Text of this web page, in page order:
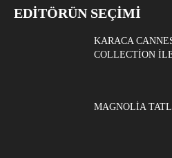
EDITÖRÜN SEÇIMI
KARACA
COLLECTION
MAGNOLIA